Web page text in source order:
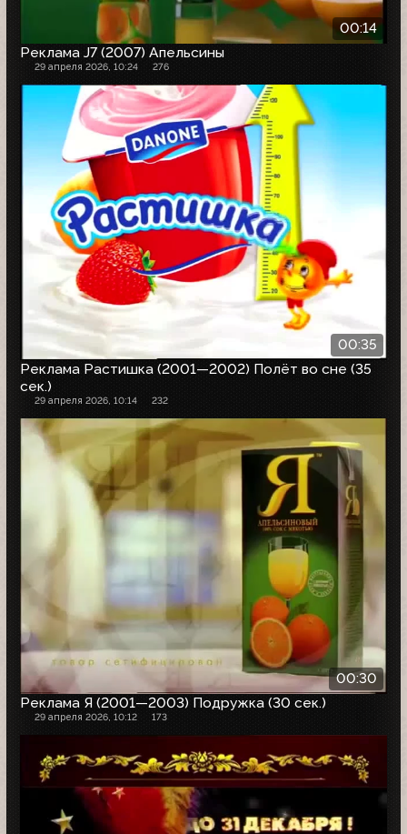
00:14
Реклама J7 (2007) Апельсины
29 апреля 2026, 10:24 276
00:35
Реклама Растишка (2001—2002) Полёт во сне (35
сек.)
29 апреля 2026, 10:14 232
00:30
Реклама Я (2001—2003) Подружка (30 сек.)
29 апреля 2026, 10:12 173